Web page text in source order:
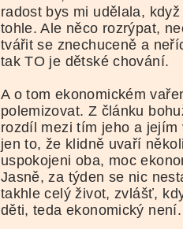
radost bys mi udělala,
tohle. Ale něco rozrýpat,
tvářit se znechuceně a
tak TO je dětské chování.
A o tom ekonomickém
polemizovat. Z článku
rozdíl mezi tím jeho a jejím
jen to, že klidně uvaří
uspokojeni oba, moc
Jasně, za týden se nic
takhle celý život, zvlášť,
děti, teda ekonomický není.